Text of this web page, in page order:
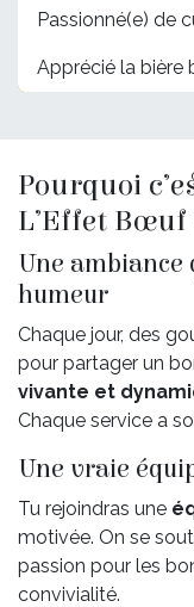
Passionné(e) de
Apprécié la bière
Pourquoi
L’Effet Bœuf
Une
humeur
Chaque jour, des
pour partager un
vivante et
Chaque service a
Une vraie
Tu rejoindras une
motivée. On se
passion pour les
convivialité.